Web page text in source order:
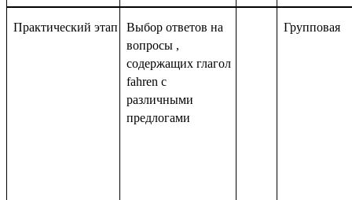
Практический этап
Выбор ответов на
вопросы ,
содержащих глагол
fahren с
различными
предлогами
Групповая